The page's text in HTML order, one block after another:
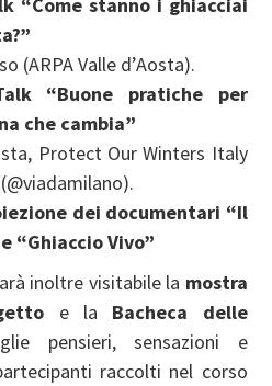
“Come stanno i ghiacciai
(ARPA Valle d’Aosta).
“Buone pratiche per
che cambia”
Protect Our Winters Italy
dei documentari “Il
“Ghiaccio Vivo”
inoltre visitabile la mostra
e la Bacheca delle
pensieri, sensazioni e
raccolti nel corso